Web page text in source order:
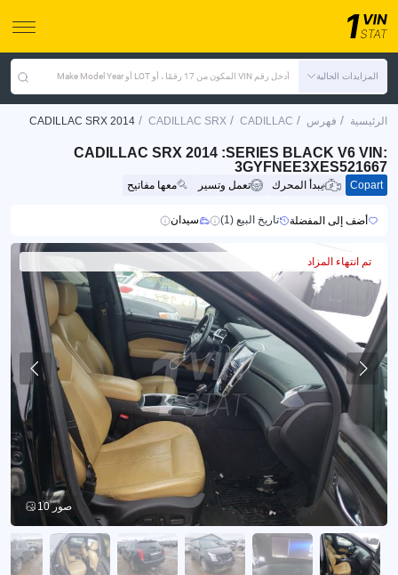
المزايدات الحالية أدخل رقم VIN المكون من 17 رقمًا ، أو LOT أو Make Model Year
الرئيسية / فهرس /
CADILLAC
/
CADILLAC SRX
/
CADILLAC SRX 2014
CADILLAC SRX 2014 :SERIES BLACK V6 VIN:
3GYFNEE3XES521667
Copart يبدأ المحرك تعمل وتسير معها مفاتيح
أضف إلى المفضلة تاريخ البيع (1) سيدان
تم انتهاء المزاد
10 صور